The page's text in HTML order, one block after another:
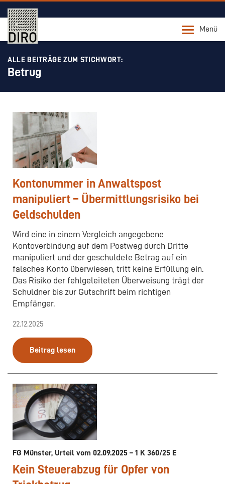
Menü
ALLE BEITRÄGE ZUM STICHWORT:
Betrug
Kontonummer in Anwaltspost
manipuliert – Übermittlungsrisiko bei
Geldschulden
Wird eine in einem Vergleich angegebene
Kontoverbindung auf dem Postweg durch Dritte
manipuliert und der geschuldete Betrag auf ein
falsches Konto überwiesen, tritt keine Erfüllung ein.
Das Risiko der fehlgeleiteten Überweisung trägt der
Schuldner bis zur Gutschrift beim richtigen
Empfänger.
22.12.2025
Beitrag lesen
FG Münster, Urteil vom 02.09.2025 – 1 K 360/25 E
Kein Steuerabzug für Opfer von